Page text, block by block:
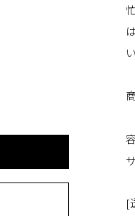
[